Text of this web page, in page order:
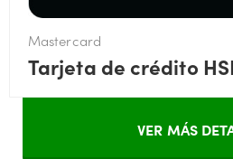
Mastercard
Tarjeta de crédito
VER MÁS